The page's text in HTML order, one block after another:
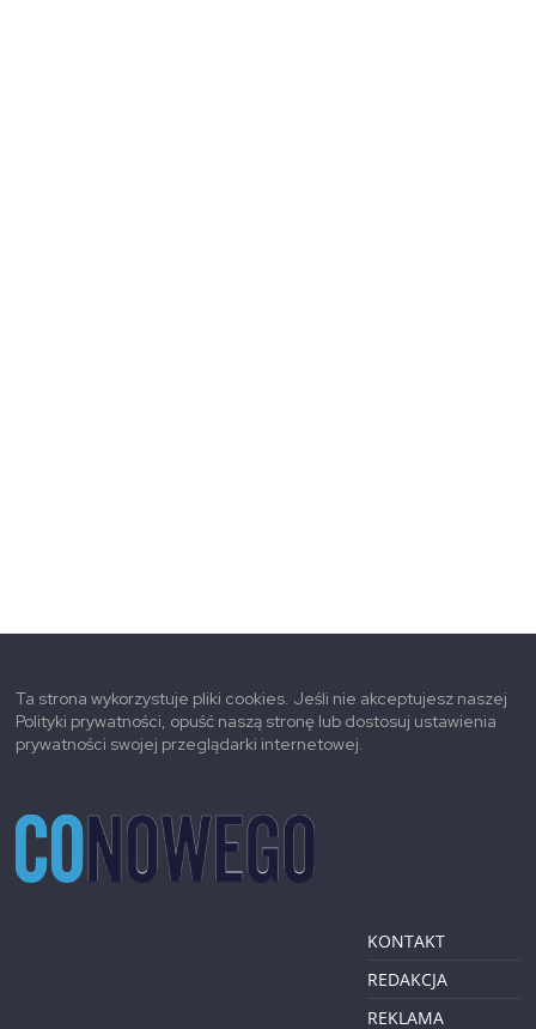
Ta strona wykorzystuje pliki cookies. Jeśli nie akceptujesz naszej
Polityki prywatności, opuść naszą stronę lub dostosuj ustawienia
prywatności swojej przeglądarki internetowej.
KONTAKT
REDAKCJA
REKLAMA